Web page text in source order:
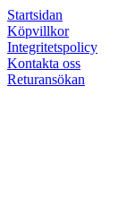
Startsidan
Köpvillkor
Integritetspolicy
Kontakta oss
Returansökan